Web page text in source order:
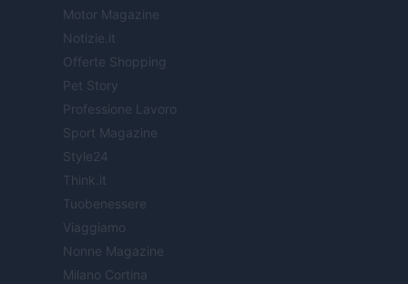
Motor Magazine
Notizie.it
Offerte Shopping
Pet Story
Professione Lavoro
Sport Magazine
Style24
Think.it
Tuobenessere
Viaggiamo
Nonne Magazine
Milano Cortina